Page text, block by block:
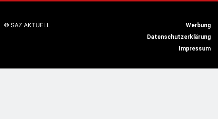
Juli 2026
Medientraining
© SAZ AKTUELL
Werbung
Datenschutzerklärung
Impressum